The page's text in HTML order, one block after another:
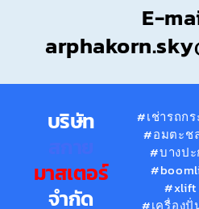
E-
บริษัท
มาสเตอร์
จำกัด
#เช่ารถกร
#อมตะช
#บางปะ
#xlift